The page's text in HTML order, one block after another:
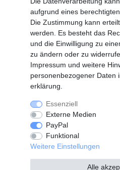
SERVICE
Info Material als
Versand
Rückrufe
Galerie
Widerrufs­recht
Impressum
aufgrund eines
Die Zustimmung kann
werden. Es besteht das
und die Einwilligung zu
zu ändern oder zu
Impressum und weitere
personenbezogener Daten
erklärung
Essenziell
Externe Medien
PayPal
Funktional
Weitere Einstellungen
Alle